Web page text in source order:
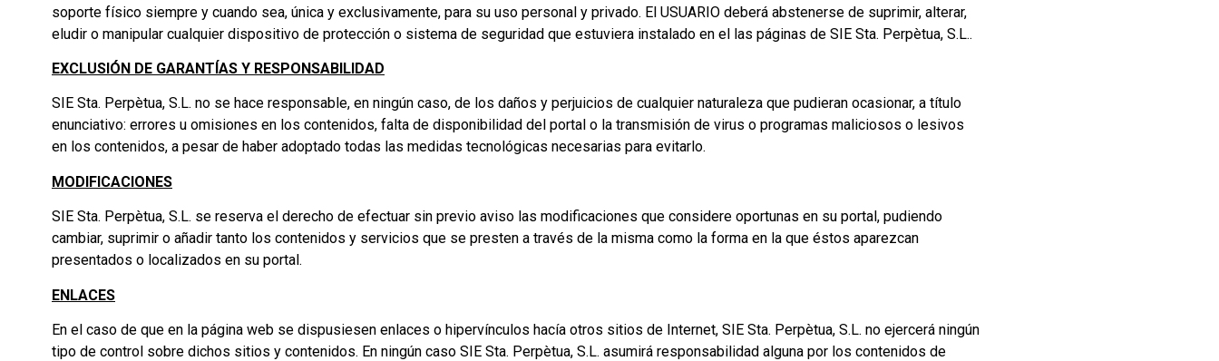
soporte físico siempre y cuando sea, única y exclusivamente, para su uso personal y privado. El USUARIO deberá abstenerse de suprimir, alterar,
eludir o manipular cualquier dispositivo de protección o sistema de seguridad que estuviera instalado en el las páginas de SIE Sta. Perpètua, S.L..
EXCLUSIÓN DE GARANTÍAS Y RESPONSABILIDAD
SIE Sta. Perpètua, S.L. no se hace responsable, en ningún caso, de los daños y perjuicios de cualquier naturaleza que pudieran ocasionar, a título
enunciativo: errores u omisiones en los contenidos, falta de disponibilidad del portal o la transmisión de virus o programas maliciosos o lesivos
en los contenidos, a pesar de haber adoptado todas las medidas tecnológicas necesarias para evitarlo.
MODIFICACIONES
SIE Sta. Perpètua, S.L. se reserva el derecho de efectuar sin previo aviso las modificaciones que considere oportunas en su portal, pudiendo
cambiar, suprimir o añadir tanto los contenidos y servicios que se presten a través de la misma como la forma en la que éstos aparezcan
presentados o localizados en su portal.
ENLACES
En el caso de que en la página web se dispusiesen enlaces o hipervínculos hacía otros sitios de Internet, SIE Sta. Perpètua, S.L. no ejercerá ningún
tipo de control sobre dichos sitios y contenidos. En ningún caso SIE Sta. Perpètua, S.L. asumirá responsabilidad alguna por los contenidos de